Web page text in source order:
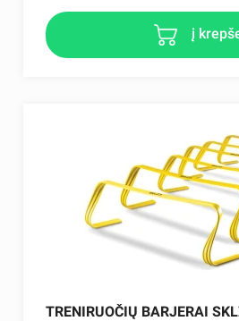
į
TRENIRUOČIŲ BARJERAI